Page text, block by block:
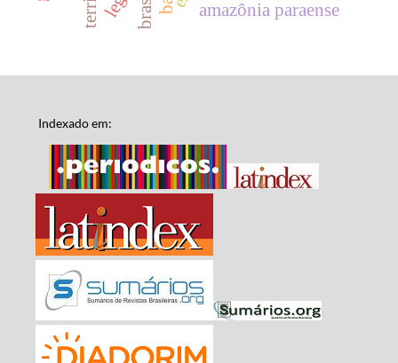
amazônia paraense
brasil
Indexado em: